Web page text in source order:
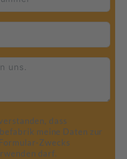
dass
meine Daten zur
Zwecks
darf.